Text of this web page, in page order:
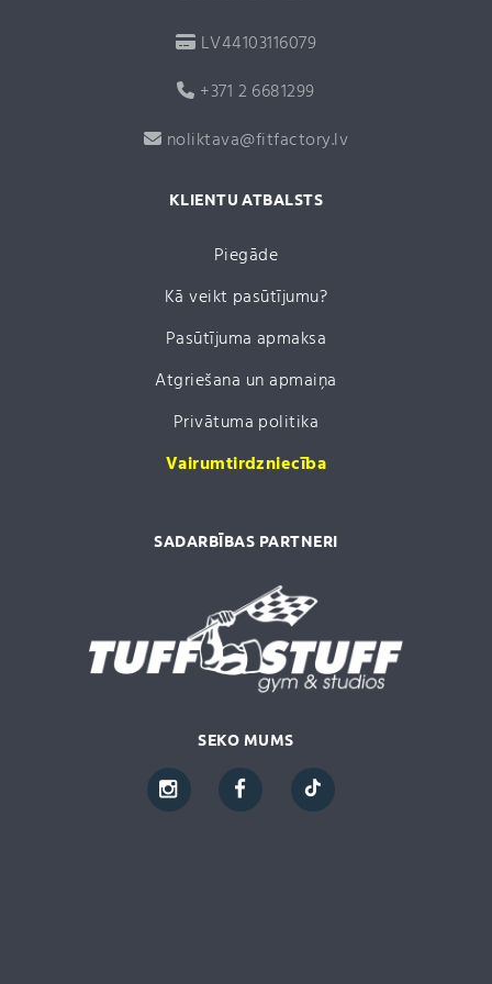
LV44103116079
+371 2 6681299
noliktava@fitfactory.lv
KLIENTU ATBALSTS
Piegāde
Kā veikt pasūtījumu?
Pasūtījuma apmaksa
Atgriešana un apmaiņa
Privātuma politika
Vairumtirdzniecība
SADARBĪBAS PARTNERI
SEKO MUMS